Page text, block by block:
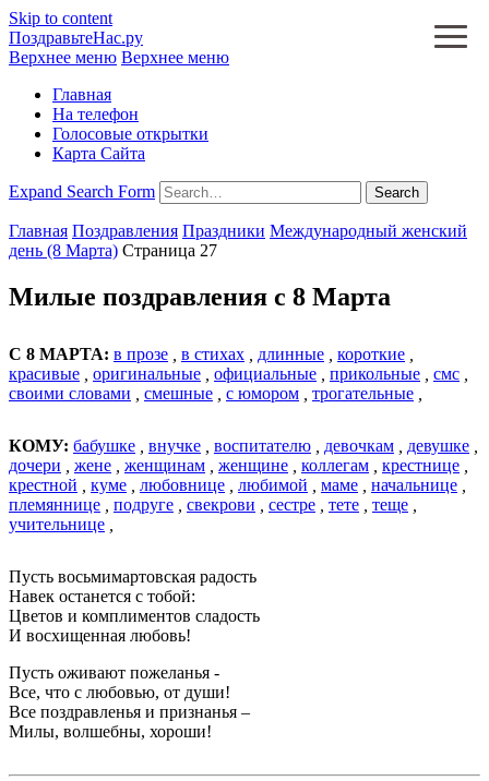
Skip to content
ПоздравьтеНас.ру
Верхнее меню Верхнее меню
Главная
На телефон
Голосовые открытки
Карта Сайта
Expand Search Form Search
Главная Поздравления Праздники Международный женский
день (8 Марта) Страница 27
Милые поздравления с 8 Марта
С 8 МАРТА: в прозе в стихах длинные короткие
красивые
оригинальные официальные прикольные смс
своими словами
смешные с юмором трогательные
КОМУ: бабушке внучке воспитателю девочкам девушке
дочери
жене женщинам женщине коллегам крестнице
крестной
куме любовнице любимой маме начальнице
племяннице
подруге свекрови сестре тете теще
учительнице
Пусть восьмимартовская радость
Навек останется с тобой:
Цветов и комплиментов сладость
И восхищенная любовь!
Пусть оживают пожеланья -
Все, что с любовью, от души!
Все поздравленья и признанья –
Милы, волшебны, хороши!